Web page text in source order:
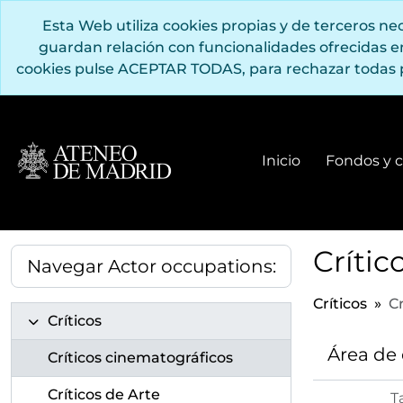
Esta Web utiliza cookies propias y de terceros
guardan relación con funcionalidades ofrecidas
cookies pulse ACEPTAR TODAS, para rechazar
Inicio Fondos y
Navegar Actor occupations:
Críticos
Críticos cinematográficos
Críticos de Arte
Críticos
Área